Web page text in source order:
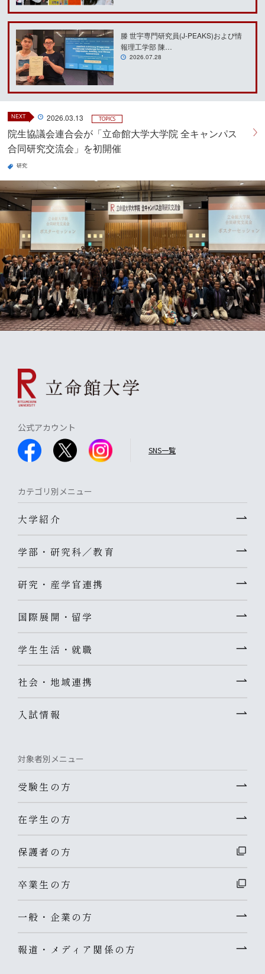
滕 世宇専門研究員(J-PEAKS)および情
報理工学部 陳…
2026.07.28
NEXT 2026.03.13 TOPICS
院生協議会連合会が「立命館大学大学院 全キャンパス
合同研究交流会」を初開催
研究
公式アカウント
SNS一覧
カテゴリ別メニュー
大学紹介
学部・研究科／教育
研究・産学官連携
国際展開・留学
学生生活・就職
社会・地域連携
入試情報
対象者別メニュー
受験生の方
在学生の方
保護者の方
卒業生の方
一般・企業の方
報道・メディア関係の方